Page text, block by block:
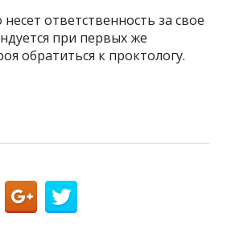
ответственность за свое
при первых же
обратиться к проктологу.